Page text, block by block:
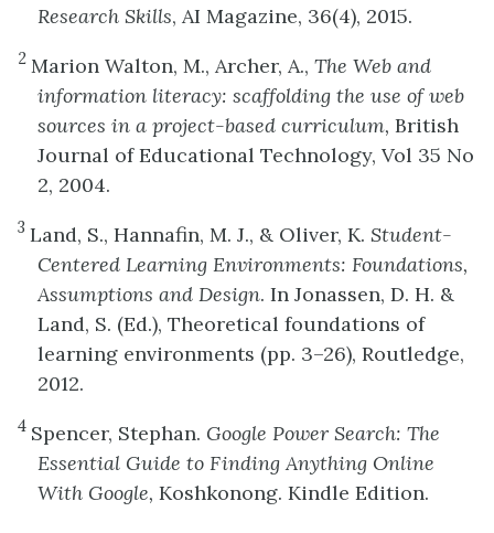
Research Skills, AI Magazine, 36(4), 2015.
2 Marion Walton, M., Archer, A., The Web and
information literacy: scaffolding the use of web
sources in a project-based curriculum, British
Journal of Educational Technology, Vol 35 No
2, 2004.
3 Land, S., Hannafin, M. J., & Oliver, K. Student-
Centered Learning Environments: Foundations,
Assumptions and Design. In Jonassen, D. H. &
Land, S. (Ed.), Theoretical foundations of
learning environments (pp. 3–26), Routledge,
2012.
4 Spencer, Stephan. Google Power Search: The
Essential Guide to Finding Anything Online
With Google, Koshkonong. Kindle Edition.